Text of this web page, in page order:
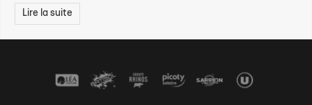
Lire la suite